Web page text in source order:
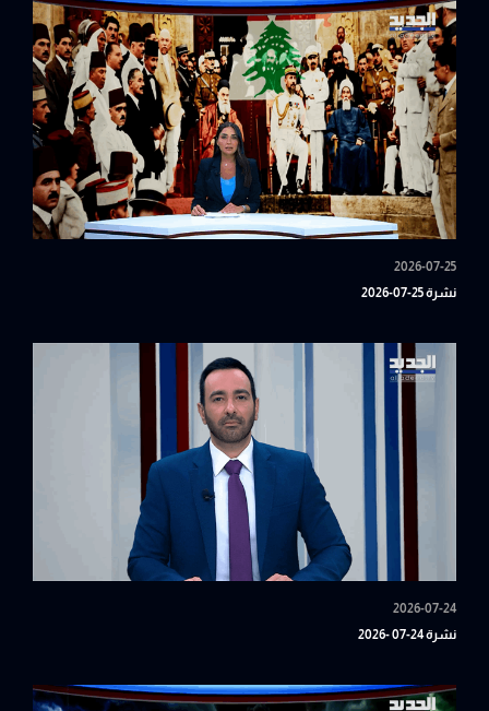
2026-07-25
نشرة 25-07-2026
2026-07-24
نشرة 24-07 -2026